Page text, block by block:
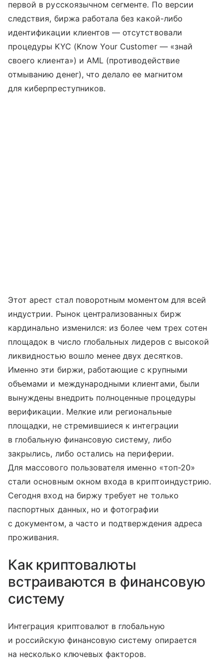
первой в русскоязычном сегменте. По версии
следствия, биржа работала без какой-либо
идентификации клиентов — отсутствовали
процедуры KYC (Know Your Customer — «знай
своего клиента») и AML (противодействие
отмыванию денег), что делало ее магнитом
для киберпреступников.
Этот арест стал поворотным моментом для всей
индустрии. Рынок централизованных бирж
кардинально изменился: из более чем трех сотен
площадок в число глобальных лидеров с высокой
ликвидностью вошло менее двух десятков.
Именно эти биржи, работающие с крупными
объемами и международными клиентами, были
вынуждены внедрить полноценные процедуры
верификации. Мелкие или региональные
площадки, не стремившиеся к интеграции
в глобальную финансовую систему, либо
закрылись, либо остались на периферии.
Для массового пользователя именно «топ-20»
стали основным окном входа в криптоиндустрию.
Сегодня вход на биржу требует не только
паспортных данных, но и фотографии
с документом, а часто и подтверждения адреса
проживания.
Как криптовалюты
встраиваются в финансовую
систему
Интеграция криптовалют в глобальную
и российскую финансовую систему опирается
на несколько ключевых факторов.